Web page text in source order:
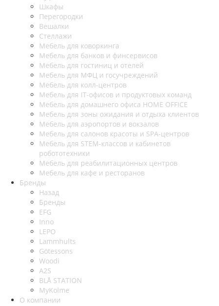
Шкафы
Перегородки
Вешалки
Стеллажи
Мебель для коворкинга
Мебель для банков и финсервисов
Мебель для гостиниц и отелей
Мебель для МФЦ и госучреждений
Мебель для колл-центров
Мебель для IT-офисов и продуктовых команд
Мебель для домашнего офиса HOME OFFICE
Мебель для зоны ожидания и отдыха клиентов
Мебель для аэропортов и вокзалов
Мебель для салонов красоты и SPA-центров
Мебель для STEM-классов и кабинетов
робототехники
Мебель для реабилитационных центров
Мебель для кафе и ресторанов
Бренды
Назад
Бренды
EFG
Inno
LEPO
Lammhults
Götessons
Woodi
A2S
BLÅ STATION
MyKolme
О компании